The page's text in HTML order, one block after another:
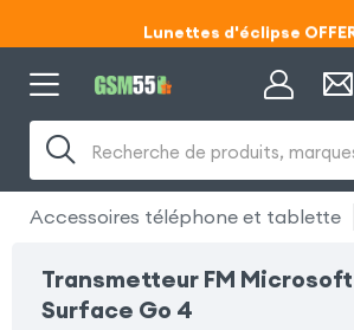
Lunettes d'éclipse
Code ECLIPSE55
Code ECLIPSE55
Recherche de produits,
Accessoires téléphone et tablette
Transmetteur FM Microsoft
Surface Go 4